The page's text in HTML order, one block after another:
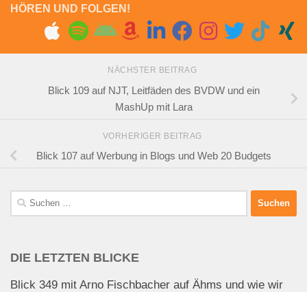
HÖREN UND FOLGEN!
NÄCHSTER BEITRAG
Blick 109 auf NJT, Leitfäden des BVDW und ein
MashUp mit Lara
VORHERIGER BEITRAG
Blick 107 auf Werbung in Blogs und Web 20 Budgets
Suchen
nach:
DIE LETZTEN BLICKE
Blick 349 mit Arno Fischbacher auf Ähms und wie wir